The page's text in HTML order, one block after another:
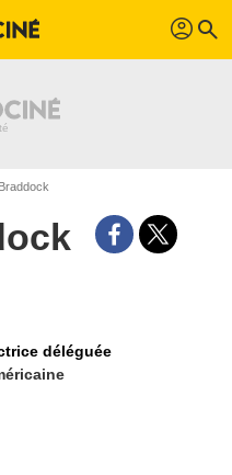
profil search
déléguée